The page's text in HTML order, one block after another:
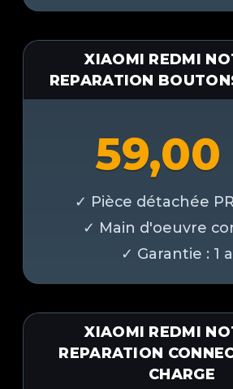
XIAOMI REDMI
REPARATION
59,00
XIAOMI REDMI
REPARATION
CHARGE